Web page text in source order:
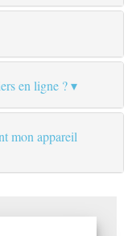
en ligne ?
mon appareil